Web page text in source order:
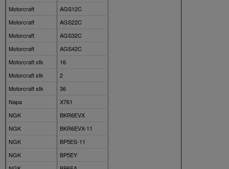
Motorcraft
AGS12C
Motorcraft
AGS22C
Motorcraft
AGS32C
Motorcraft
AGS42C
Motorcraft stk
16
Motorcraft stk
2
Motorcraft stk
36
Napa
X761
NGK
BKR6EVX
NGK
BKR6EVX-11
NGK
BP5ES-11
NGK
BP5EY